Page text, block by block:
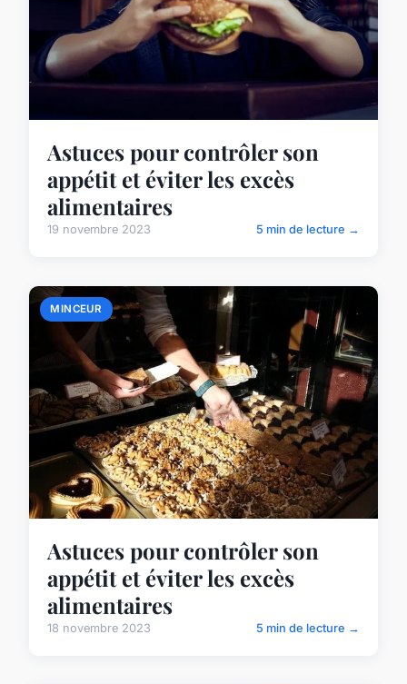
Astuces pour contrôler son
appétit et éviter les excès
alimentaires
19 novembre 2023 5 min de lecture →
MINCEUR
Astuces pour contrôler son
appétit et éviter les excès
alimentaires
18 novembre 2023 5 min de lecture →